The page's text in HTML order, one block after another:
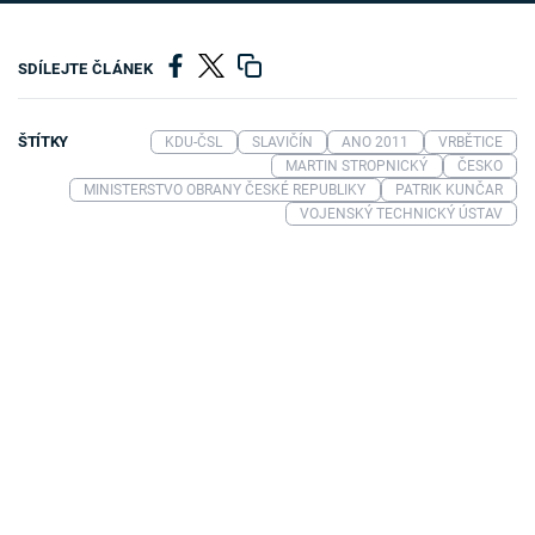
SDÍLEJTE ČLÁNEK
ŠTÍTKY KDU-ČSL SLAVIČÍN ANO 2011
VRBĚTICE
MARTIN STROPNICKÝ
ČESKO
MINISTERSTVO OBRANY ČESKÉ REPUBLIKY
PATRIK KUNČAR
VOJENSKÝ TECHNICKÝ ÚSTAV